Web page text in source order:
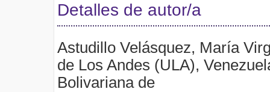
Detalles de autor/a
Astudillo Velásquez, María
de Los Andes (ULA),
Bolivariana de